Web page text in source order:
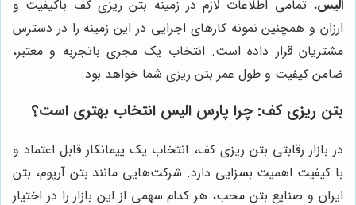
الیس، تمامی اطلاعات لازم در زمینه بتن ریزی کف باکیفیت و
ارزان و همچنین نمونه کارهای اجرایی در این زمینه را در دسترس
مشتریان قرار داده است. انتخاب یک مجری باتجربه و معتبر،
ضامن کیفیت و طول عمر بتن ریزی شما خواهد بود.
بتن ریزی کف: چرا پارس الیس انتخاب بهتری است؟
در بازار رقابتی بتن ریزی کف، انتخاب یک پیمانکار قابل اعتماد و
با کیفیت اهمیت بسزایی دارد. شرکت‌هایی مانند بتن آرپوم، بتن
ایران و صنایع بتن محب، هر کدام سهمی از این بازار را در اختیار